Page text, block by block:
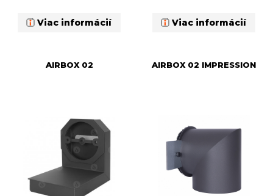
Viac informácií Viac informácií
AIRBOX 02 AIRBOX 02 IMPRESSION